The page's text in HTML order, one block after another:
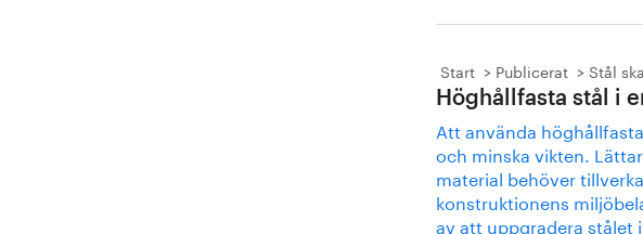
Start Publicerat Stål
Höghållfasta stål i
Att använda
och minska vikten.
material behöver
konstruktionens
av att uppgradera stålet